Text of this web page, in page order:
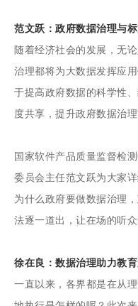
范文跃：政府数据治理与
随着经济社会的发展，无
治理都将为大数据发挥应
于提高政府数据的科学性
度共享，提升政府数据治
国家软件产品质量监督检
委员会主任范文跃为大家
为什么政府要做数据治理
法逐一道出，让在场的听众
徐在良：数据治理助力教
一直以来，各界都是在从